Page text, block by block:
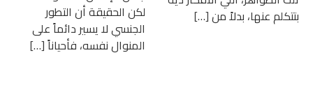
بتتكلم عنها، بدلاً من […]
لكن الحقيقة أن التطور
الجنسي لا يسير دائماً على
المنوال نفسه، فأحياناً […]